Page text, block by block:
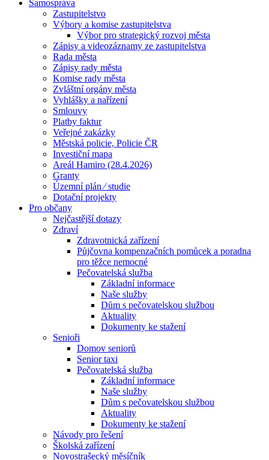
Samospráva
Zastupitelstvo
Výbory a komise zastupitelstva
Výbor pro strategický rozvoj města
Zápisy a videozáznamy ze zastupitelstva
Rada města
Zápisy rady města
Komise rady města
Zvláštní orgány města
Vyhlášky a nařízení
Smlouvy
Platby faktur
Veřejné zakázky
Městská policie, Policie ČR
Investiční mapa
Areál Hamiro (28.4.2026)
Granty
Územní plán ⁄ studie
Dotační projekty
Pro občany
Nejčastější dotazy
Zdraví
Zdravotnická zařízení
Půjčovna kompenzačních pomůcek a poradna
pro těžce nemocné
Pečovatelská služba
Základní informace
Naše služby
Dům s pečovatelskou službou
Aktuality
Dokumenty ke stažení
Senioři
Domov seniorů
Senior taxi
Pečovatelská služba
Základní informace
Naše služby
Dům s pečovatelskou službou
Aktuality
Dokumenty ke stažení
Návody pro řešení
Školská zařízení
Novostrašecký měsíčník